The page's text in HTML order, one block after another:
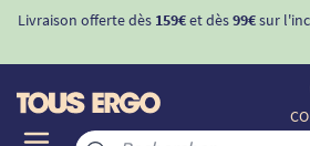
-10%avec le code "BIENVENUE"